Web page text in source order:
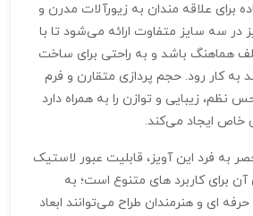
برای علاقه‌ مندان به زیورآلات مدرن و
در سه سایز متفاوت ارائه می‌شود تا با
هماهنگ باشد و به راحتی برای ساخت
به کار رود. حجم‌ پردازی متقارن و فرم
نظم، زیبایی و توازن را به همراه دارد
خاص ایجاد می‌کند.
به‌ فرد این آویز، قابلیت عبور لاستیک
برای کاربرد های متنوع است؛ به‌
ای و هنرمندان طراح می‌توانند ابعاد